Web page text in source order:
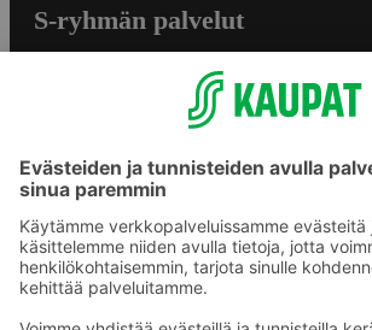
S-ryhmän palvelut
S-ostoslista -sovellus
Prisma.fi
Sokos.fi
S-Pankki
Yhteishyvä
Sokos Hotels